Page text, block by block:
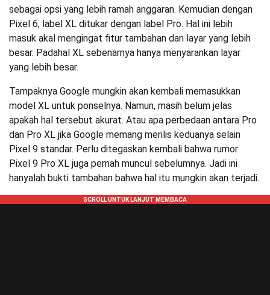
sebagai opsi yang lebih ramah anggaran. Kemudian dengan
Pixel 6, label XL ditukar dengan label Pro. Hal ini lebih
masuk akal mengingat fitur tambahan dan layar yang lebih
besar. Padahal XL sebenarnya hanya menyarankan layar
yang lebih besar.
Tampaknya Google mungkin akan kembali memasukkan
model XL untuk ponselnya. Namun, masih belum jelas
apakah hal tersebut akurat. Atau apa perbedaan antara Pro
dan Pro XL jika Google memang merilis keduanya selain
Pixel 9 standar. Perlu ditegaskan kembali bahwa rumor
Pixel 9 Pro XL juga pernah muncul sebelumnya. Jadi ini
hanyalah bukti tambahan bahwa hal itu mungkin akan terjadi.